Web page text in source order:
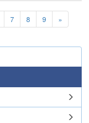
7 8 9 »